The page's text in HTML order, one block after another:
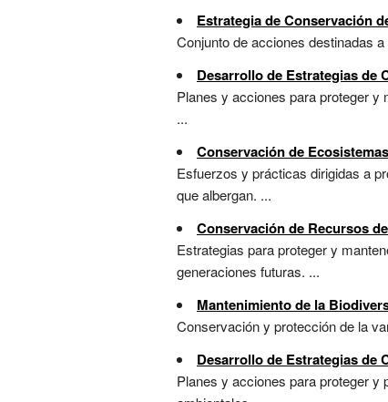
Estrategia de Conservación
Conjunto de acciones destinadas
Desarrollo de Estrategias de
Planes y acciones para proteger y
...
Conservación de Ecosistemas
Esfuerzos y prácticas dirigidas a
que albergan. ...
Conservación de Recursos
Estrategias para proteger y
generaciones futuras. ...
Mantenimiento de la
Conservación y protección de la
Desarrollo de Estrategias de
Planes y acciones para proteger